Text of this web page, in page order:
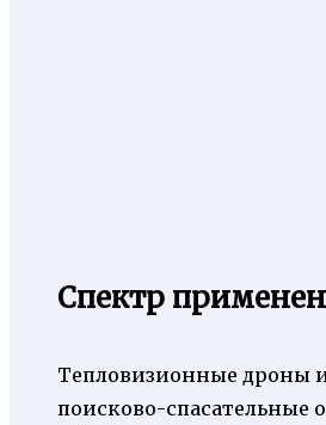
Спектр
Тепловизионные дроны
поисково-спасательные